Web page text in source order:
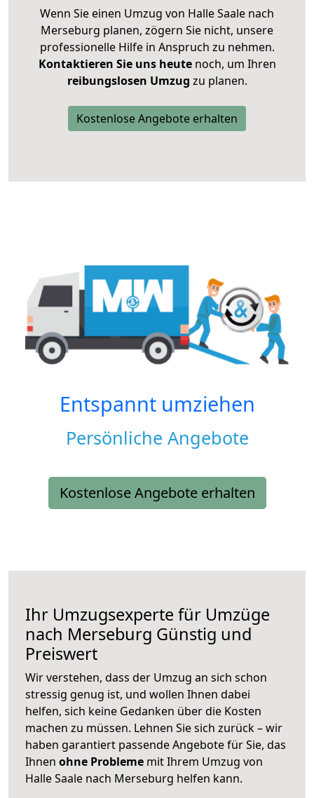
Wenn Sie einen Umzug von Halle Saale nach
Merseburg planen, zögern Sie nicht, unsere
professionelle Hilfe in Anspruch zu nehmen.
Kontaktieren Sie uns heutenoch, um Ihren
reibungslosen Umzug zu planen.
Kostenlose Angebote erhalten
Entspannt umziehen
Persönliche Angebote
Kostenlose Angebote erhalten
Ihr Umzugsexperte für Umzüge
nach Merseburg Günstig und
Preiswert
Wir verstehen, dass der Umzug an sich schon
stressig genug ist, und wollen Ihnen dabei
helfen, sich keine Gedanken über die Kosten
machen zu müssen. Lehnen Sie sich zurück – wir
haben garantiert passende Angebote für Sie, das
Ihnen ohne Probleme mit Ihrem Umzug von
Halle Saale nach Merseburg helfen kann.